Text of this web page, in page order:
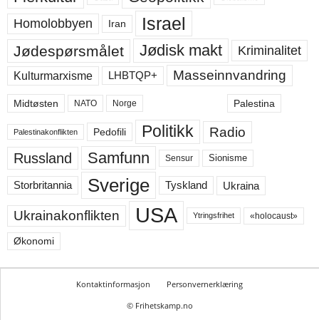
Homolobbyen Iran Israel
Jødespørsmålet Jødisk makt Kriminalitet
Kulturmarxisme LHBTQP+ Masseinnvandring
Midtøsten NATO Norge Palestina
Palestinakonflikten Pedofili Politikk Radio
Russland Samfunn Sensur Sionisme
Storbritannia Sverige Tyskland Ukraina
Ukrainakonflikten USA Ytringsfrihet «holocaust»
Økonomi
Kontaktinformasjon
Personvernerklæring
© Frihetskamp.no